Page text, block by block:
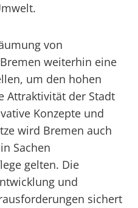
von
weiterhin eine
um den hohen
Attraktivität der Stadt
Konzepte und
wird Bremen auch
Sachen
gelten. Die
und
sichert